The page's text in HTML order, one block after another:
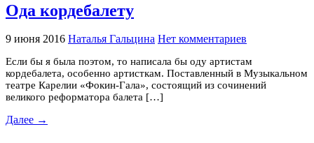
Ода кордебалету
9 июня 2016 Наталья Гальцина Нет комментариев
Если бы я была поэтом, то написала бы оду артистам
кордебалета, особенно артисткам. Поставленный в Музыкальном
театре Карелии «Фокин-Гала», состоящий из сочинений
великого реформатора балета […]
Далее →